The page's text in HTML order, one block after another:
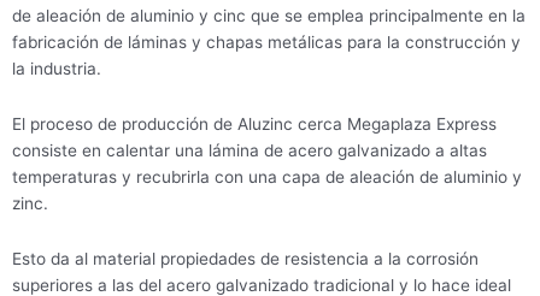
de aleación de aluminio y cinc que se emplea principalmente en la
fabricación de láminas y chapas metálicas para la construcción y
la industria.
El proceso de producción de Aluzinc cerca Megaplaza Express
consiste en calentar una lámina de acero galvanizado a altas
temperaturas y recubrirla con una capa de aleación de aluminio y
zinc.
Esto da al material propiedades de resistencia a la corrosión
superiores a las del acero galvanizado tradicional y lo hace ideal